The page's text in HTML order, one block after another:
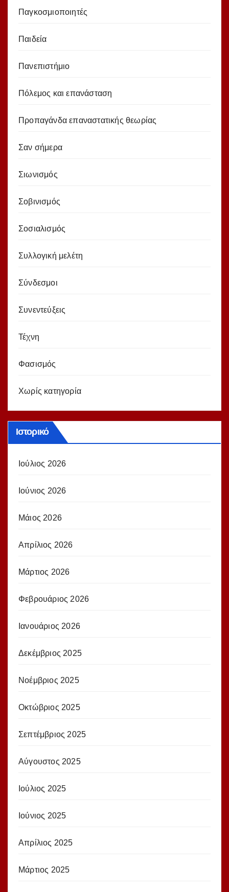
Παγκοσμιοποιητές
Παιδεία
Πανεπιστήμιο
Πόλεμος και επανάσταση
Προπαγάνδα επαναστατικής θεωρίας
Σαν σήμερα
Σιωνισμός
Σοβινισμός
Σοσιαλισμός
Συλλογική μελέτη
Σύνδεσμοι
Συνεντεύξεις
Τέχνη
Φασισμός
Χωρίς κατηγορία
Ιστορικό
Ιούλιος 2026
Ιούνιος 2026
Μάιος 2026
Απρίλιος 2026
Μάρτιος 2026
Φεβρουάριος 2026
Ιανουάριος 2026
Δεκέμβριος 2025
Νοέμβριος 2025
Οκτώβριος 2025
Σεπτέμβριος 2025
Αύγουστος 2025
Ιούλιος 2025
Ιούνιος 2025
Απρίλιος 2025
Μάρτιος 2025